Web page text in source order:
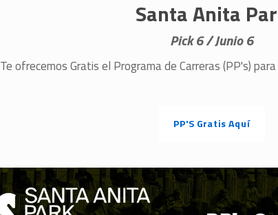
Santa Anita
Pick 6 /Junio 6
Te ofrecemos Gratis el Programa de Carreras (PP's)
PP'S Gratis Aquí